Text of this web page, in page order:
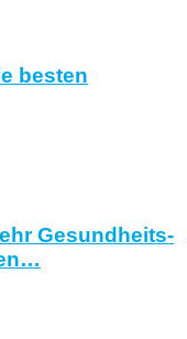
besten
Gesundheits-